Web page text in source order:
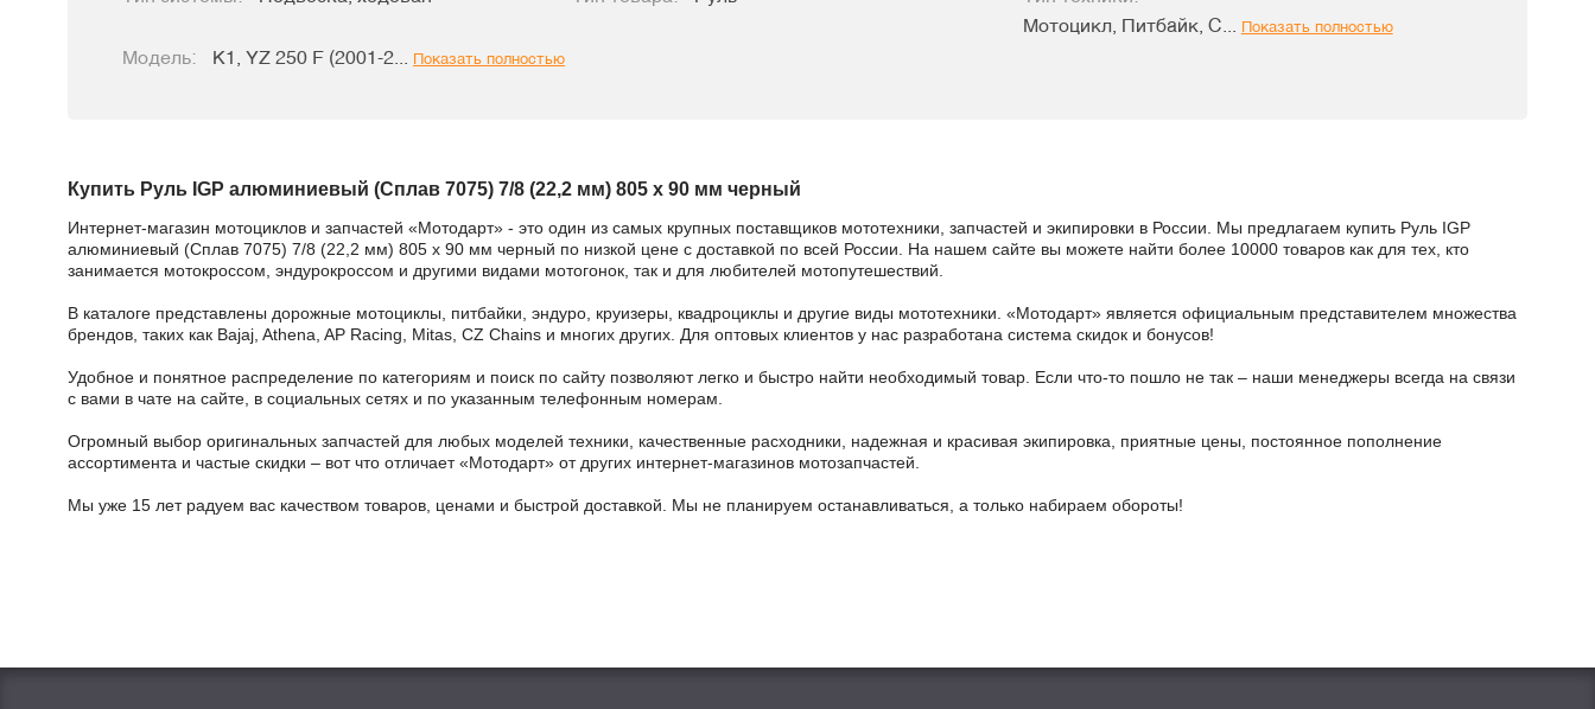
Мотоцикл, Питбайк, С... Показать полностью
Модель: K1, YZ 250 F (2001-2... Показать полностью
Купить Руль IGP алюминиевый (Сплав 7075) 7/8 (22,2 мм) 805 х 90 мм черный
Интернет-магазин мотоциклов и запчастей «Мотодарт» - это один из самых крупных поставщиков мототехники, запчастей и экипировки в России. Мы предлагаем купить Руль IGP
алюминиевый (Сплав 7075) 7/8 (22,2 мм) 805 х 90 мм черный по низкой цене с доставкой по всей России. На нашем сайте вы можете найти более 10000 товаров как для тех, кто
занимается мотокроссом, эндурокроссом и другими видами мотогонок, так и для любителей мотопутешествий.
В каталоге представлены дорожные мотоциклы, питбайки, эндуро, круизеры, квадроциклы и другие виды мототехники. «Мотодарт» является официальным представителем множества
брендов, таких как Bajaj, Athena, AP Racing, Mitas, CZ Chains и многих других. Для оптовых клиентов у нас разработана система скидок и бонусов!
Удобное и понятное распределение по категориям и поиск по сайту позволяют легко и быстро найти необходимый товар. Если что-то пошло не так – наши менеджеры всегда на связи
с вами в чате на сайте, в социальных сетях и по указанным телефонным номерам.
Огромный выбор оригинальных запчастей для любых моделей техники, качественные расходники, надежная и красивая экипировка, приятные цены, постоянное пополнение
ассортимента и частые скидки – вот что отличает «Мотодарт» от других интернет-магазинов мотозапчастей.
Мы уже 15 лет радуем вас качеством товаров, ценами и быстрой доставкой. Мы не планируем останавливаться, а только набираем обороты!